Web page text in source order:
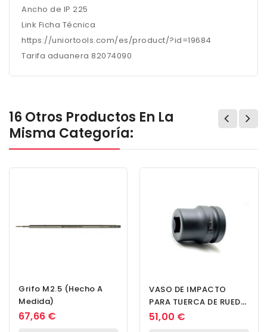
Ancho de IP 225
Link Ficha Técnica
https://uniortools.com/es/product/?id=19684
Tarifa aduanera 82074090
16 Otros Productos En La
Misma Categoría:
Grifo M2.5 (hecho A
Medida)
67,66 €
VASO DE IMPACTO
PARA TUERCA DE RUEDA
TRASERA DE 1' DE DR.
51,00 €